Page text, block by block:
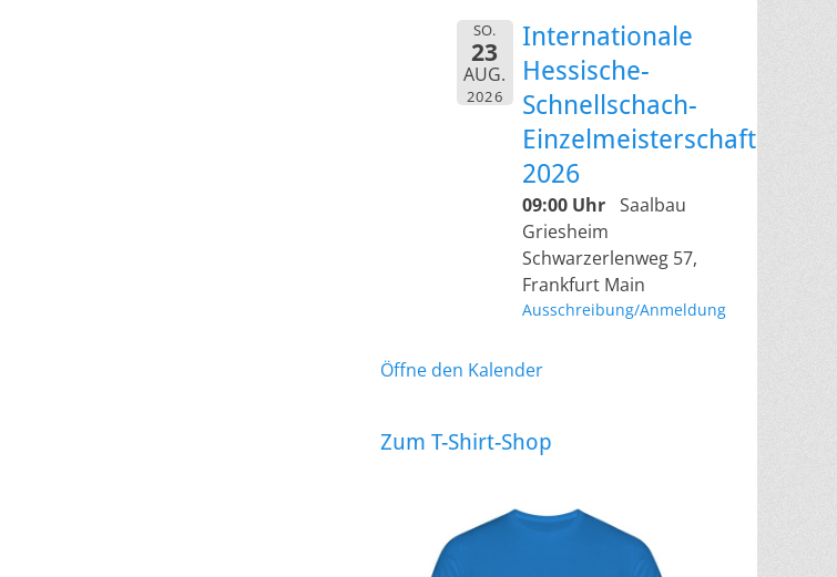
SO.
23
AUG.
2026
Internationale
Hessische-
Schnellschach-
Einzelmeisterschaft
2026
09:00 Uhr Saalbau
Griesheim
Schwarzerlenweg 57,
Frankfurt Main
Ausschreibung/Anmeldung
Öffne den Kalender
Zum T-Shirt-Shop